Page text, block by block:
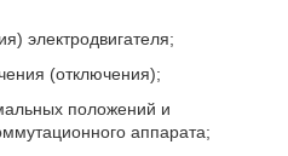
электродвигателя;
(отключения);
положений и
аппарата;